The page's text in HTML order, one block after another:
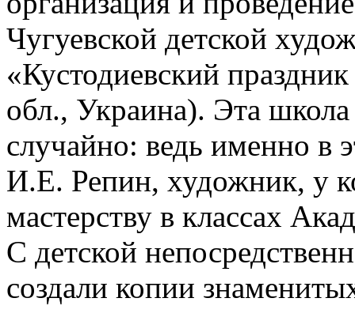
Чугуевской детской
«Кустодиевский
обл., Украина). Эта
случайно: ведь именно в
И.Е. Репин, художник, у
мастерству в классах
С детской
создали копии